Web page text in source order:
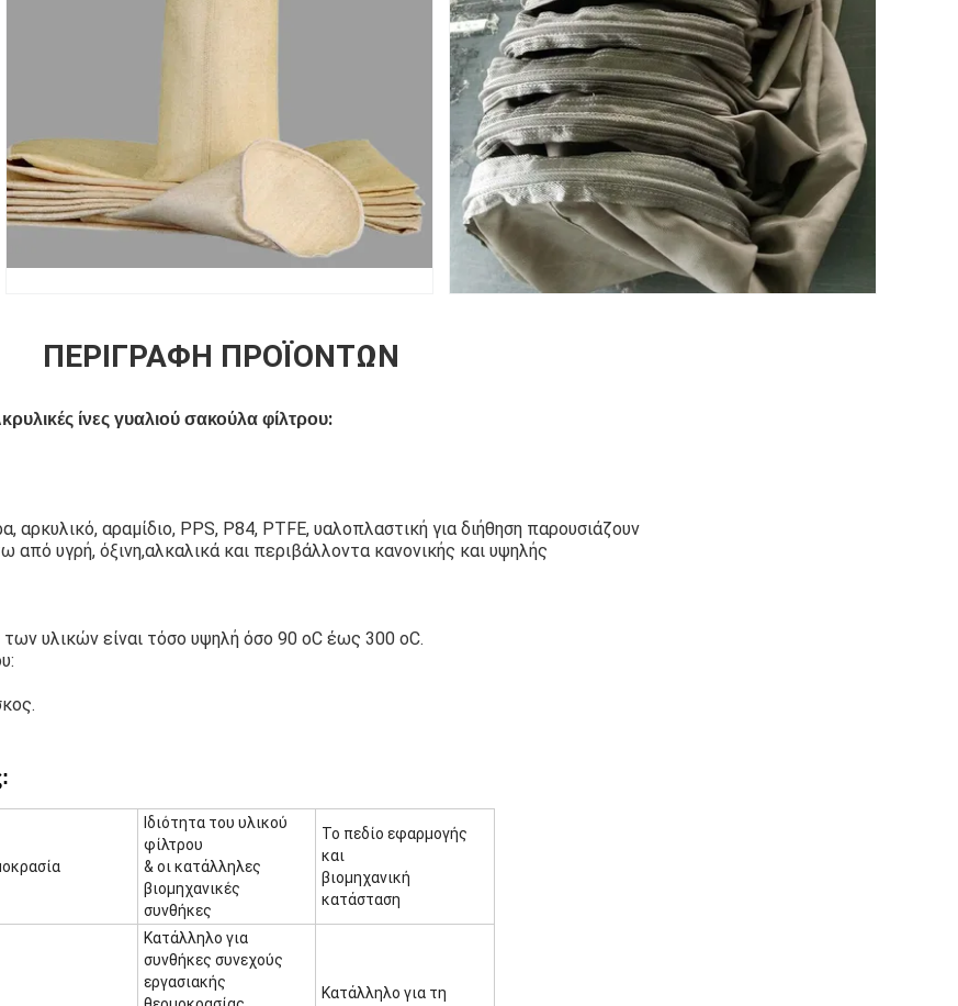
ΠΕΡΙΓΡΑΦΉ ΠΡΟΪΌΝΤΩΝ
ίνες γυαλιού σακούλα φίλτρου:
αρκυλικό, αραμίδιο, PPS, P84, PTFE, υαλοπλαστική για διήθηση παρουσιάζουν
από υγρή, όξινη,αλκαλικά και περιβάλλοντα κανονικής και υψηλής
υλικών είναι τόσο υψηλή όσο 90 oC έως 300 oC.
Ιδιότητα του υλικού
φίλτρου
& οι κατάλληλες
βιομηχανικές
συνθήκες
Το πεδίο εφαρμογής
και
βιομηχανική
κατάσταση
Κατάλληλο για
συνθήκες συνεχούς
εργασιακής
Κατάλληλο για τη